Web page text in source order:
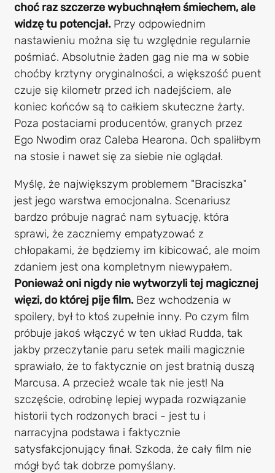
choć raz szczerze wybuchnąłem śmiechem, ale
widzę tu potencjał. Przy odpowiednim
nastawieniu można się tu względnie regularnie
pośmiać. Absolutnie żaden gag nie ma w sobie
choćby krztyny oryginalności, a większość puent
czuje się kilometr przed ich nadejściem, ale
koniec końców są to całkiem skuteczne żarty.
Poza postaciami producentów, granych przez
Ego Nwodim oraz Caleba Hearona. Och spaliłbym
na stosie i nawet się za siebie nie oglądał.
Myślę, że największym problemem "Braciszka"
jest jego warstwa emocjonalna. Scenariusz
bardzo próbuje nagrać nam sytuację, która
sprawi, że zaczniemy empatyzować z
chłopakami, że będziemy im kibicować, ale moim
zdaniem jest ona kompletnym niewypałem.
Ponieważ oni nigdy nie wytworzyli tej magicznej
więzi, do której pije film. Bez wchodzenia w
spoilery, był to ktoś zupełnie inny. Po czym film
próbuje jakoś włączyć w ten układ Rudda, tak
jakby przeczytanie paru setek maili magicznie
sprawiało, że to faktycznie on jest bratnią duszą
Marcusa. A przecież wcale tak nie jest! Na
szczęście, odrobinę lepiej wypada rozwiązanie
historii tych rodzonych braci - jest tu i
narracyjna podstawa i faktycznie
satysfakcjonujący finał. Szkoda, że cały film nie
mógł być tak dobrze pomyślany.